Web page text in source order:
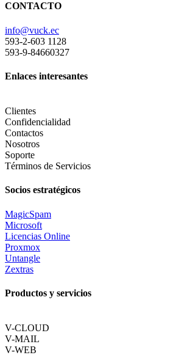
CONTACTO
info@vuck.ec
593-2-603 1128
593-9-84660327
Enlaces interesantes
Clientes
Confidencialidad
Contactos
Nosotros
Soporte
Términos de Servicios
Socios estratégicos
MagicSpam
Microsoft
Licencias Online
Proxmox
Untangle
Zextras
Productos y servicios
V-CLOUD
V-MAIL
V-WEB